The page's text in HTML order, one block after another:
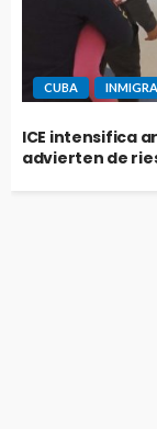
CUBA
ICE intensifica
advierten de